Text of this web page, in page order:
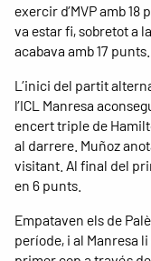
exercir d’MVP amb 18
va estar fi, sobretot a
acabava amb 17 punts.
L’inici del partit
l’ICL Manresa
encert triple de
al darrere. Muñoz
visitant. Al final del
en 6 punts.
Empataven els de
període, i al Manresa